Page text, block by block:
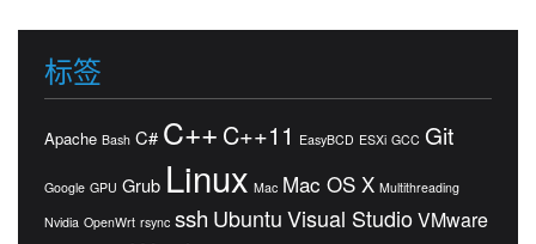
标签
Apache Bash C# C++ C++11 EasyBCD ESXi GCC Git
Google GPU Grub Linux Mac Mac OS X Multithreading
Nvidia OpenWrt rsync ssh UbuntuVisual StudioVMware